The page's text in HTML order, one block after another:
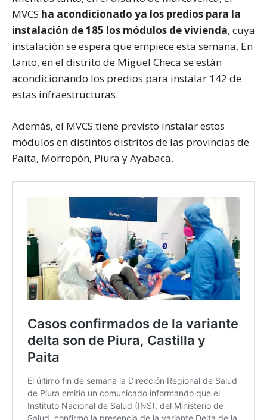
MVCS ha acondicionado ya los predios para la
instalación de 185 los módulos de vivienda, cuya
instalación se espera que empiece esta semana. En
tanto, en el distrito de Miguel Checa se están
acondicionando los predios para instalar 142 de
estas infraestructuras.
Además, el MVCS tiene previsto instalar estos
módulos en distintos distritos de las provincias de
Paita, Morropón, Piura y Ayabaca.